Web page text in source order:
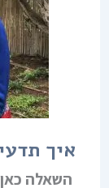
איך
השאלה